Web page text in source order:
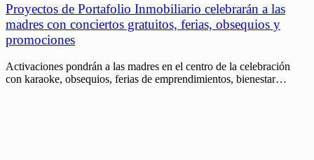
Proyectos de Portafolio Inmobiliario celebrarán a las
madres con conciertos gratuitos, ferias, obsequios y
promociones
Activaciones pondrán a las madres en el centro de la celebración
con karaoke, obsequios, ferias de emprendimientos, bienestar…